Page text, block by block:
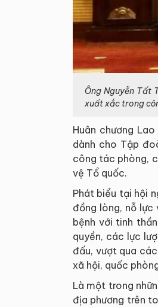
Ông Nguyễn Tất
xuất xắc trong
Huân chương
dành cho Tập
công tác phòng,
vệ Tổ quốc.
Phát biểu tại hội
đồng lòng, nỗ lực
bệnh với tinh
quyền, các lực
đấu, vượt qua
xã hội, quốc
Là một trong
địa phương trên